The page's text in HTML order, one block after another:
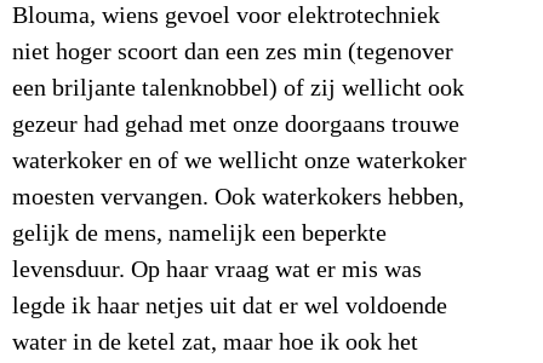
Blouma, wiens gevoel voor elektrotechniek
niet hoger scoort dan een zes min (tegenover
een briljante talenknobbel) of zij wellicht ook
gezeur had gehad met onze doorgaans trouwe
waterkoker en of we wellicht onze waterkoker
moesten vervangen. Ook waterkokers hebben,
gelijk de mens, namelijk een beperkte
levensduur. Op haar vraag wat er mis was
legde ik haar netjes uit dat er wel voldoende
water in de ketel zat, maar hoe ik ook het